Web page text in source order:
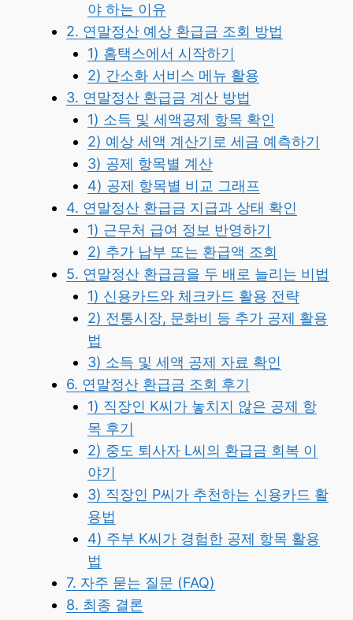
야 하는 이유
2. 연말정산 예상 환급금 조회 방법
1) 홈택스에서 시작하기
2) 간소화 서비스 메뉴 활용
3. 연말정산 환급금 계산 방법
1) 소득 및 세액공제 항목 확인
2) 예상 세액 계산기로 세금 예측하기
3) 공제 항목별 계산
4) 공제 항목별 비교 그래프
4. 연말정산 환급금 지급과 상태 확인
1) 근무처 급여 정보 반영하기
2) 추가 납부 또는 환급액 조회
5. 연말정산 환급금을 두 배로 늘리는 비법
1) 신용카드와 체크카드 활용 전략
2) 전통시장, 문화비 등 추가 공제 활용
법
3) 소득 및 세액 공제 자료 확인
6. 연말정산 환급금 조회 후기
1) 직장인 K씨가 놓치지 않은 공제 항
목 후기
2) 중도 퇴사자 L씨의 환급금 회복 이
야기
3) 직장인 P씨가 추천하는 신용카드 활
용법
4) 주부 K씨가 경험한 공제 항목 활용
법
7. 자주 묻는 질문 (FAQ)
8. 최종 결론